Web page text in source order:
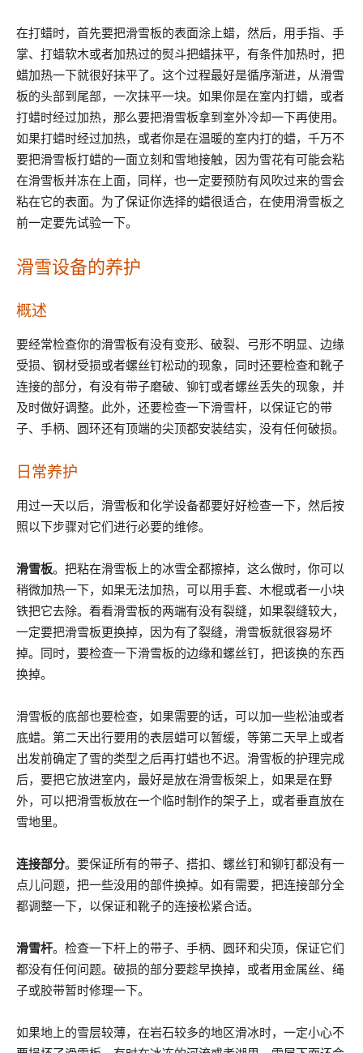
在打蜡时，首先要把滑雪板的表面涂上蜡，然后，用手指、手
掌、打蜡软木或者加热过的熨斗把蜡抹平，有条件加热时，把
蜡加热一下就很好抹平了。这个过程最好是循序渐进，从滑雪
板的头部到尾部，一次抹平一块。如果你是在室内打蜡，或者
打蜡时经过加热，那么要把滑雪板拿到室外冷却一下再使用。
如果打蜡时经过加热，或者你是在温暖的室内打的蜡，千万不
要把滑雪板打蜡的一面立刻和雪地接触，因为雪花有可能会粘
在滑雪板并冻在上面，同样，也一定要预防有风吹过来的雪会
粘在它的表面。为了保证你选择的蜡很适合，在使用滑雪板之
前一定要先试验一下。
滑雪设备的养护
概述
要经常检查你的滑雪板有没有变形、破裂、弓形不明显、边缘
受损、钢材受损或者螺丝钉松动的现象，同时还要检查和靴子
连接的部分，有没有带子磨破、铆钉或者螺丝丢失的现象，并
及时做好调整。此外，还要检查一下滑雪杆，以保证它的带
子、手柄、圆环还有顶端的尖顶都安装结实，没有任何破损。
日常养护
用过一天以后，滑雪板和化学设备都要好好检查一下，然后按
照以下步骤对它们进行必要的维修。
滑雪板。把粘在滑雪板上的冰雪全都擦掉，这么做时，你可以
稍微加热一下，如果无法加热，可以用手套、木棍或者一小块
铁把它去除。看看滑雪板的两端有没有裂缝，如果裂缝较大，
一定要把滑雪板更换掉，因为有了裂缝，滑雪板就很容易坏
掉。同时，要检查一下滑雪板的边缘和螺丝钉，把该换的东西
换掉。
滑雪板的底部也要检查，如果需要的话，可以加一些松油或者
底蜡。第二天出行要用的表层蜡可以暂缓，等第二天早上或者
出发前确定了雪的类型之后再打蜡也不迟。滑雪板的护理完成
后，要把它放进室内，最好是放在滑雪板架上，如果是在野
外，可以把滑雪板放在一个临时制作的架子上，或者垂直放在
雪地里。
连接部分。要保证所有的带子、搭扣、螺丝钉和铆钉都没有一
点儿问题，把一些没用的部件换掉。如有需要，把连接部分全
都调整一下，以保证和靴子的连接松紧合适。
滑雪杆。检查一下杆上的带子、手柄、圆环和尖顶，保证它们
都没有任何问题。破损的部分要趁早换掉，或者用金属丝、绳
子或胶带暂时修理一下。
如果地上的雪层较薄，在岩石较多的地区滑冰时，一定小心不